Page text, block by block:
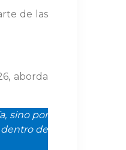
de las
aborda
sino por
dentro de